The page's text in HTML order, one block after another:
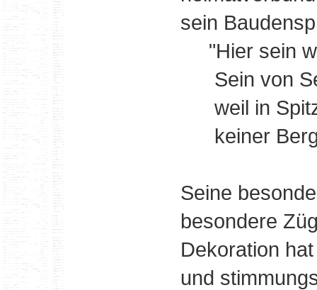
sein
"Hier sein
Sein von
weil in
keiner
Seine
besondere
Dekoration
und